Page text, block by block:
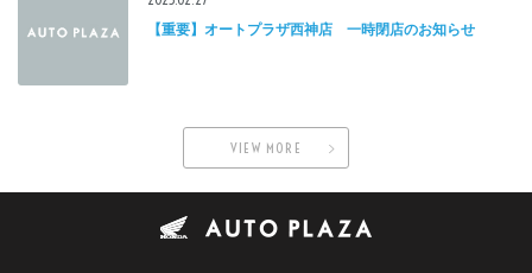
【重要】オートプラザ西神店 一時閉店のお知らせ
VIEW MORE